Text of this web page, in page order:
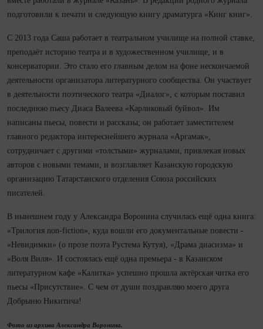
подготовили к печати и следующую книгу драматурга «Кинг книг».
С 2013 года Саша работает в театральном училище на полной ставке,
преподаёт историю театра и в художественном училище, и в
консерватории. Это стало его главным делом на фоне нескончаемой
деятельности организатора литературного сообщества. Он участвует
в деятельности поэтического театра «Диалог», с которым поставил
последнюю пьесу Диаса Валеева «Карликовый буйвол». Им
написаны пьесы, повести и рассказы; он работает заместителем
главного редактора интереснейшего журнала «Аргамак»,
сотрудничает с другими «толстыми» журналами, привлекая новых
авторов с новыми темами, и возглавляет Казанскую городскую
организацию Татарстанского отделения Союза российских
писателей.
В нынешнем году у Александра Воронина случилась ещё одна книга:
«Трилогия non-fiction», куда вошли его документальные повести -
«Невидимки» (о прозе поэта Рустема Кутуя), «Драма диасизма» и
«Воля Виля». И состоялась ещё одна премьера - в Казанском
литературном кафе «Калитка» успешно прошла актёрская читка его
пьесы «Присутствие». С чем от души поздравляю моего друга
Добрыню Никитича!
Фото из архива Александра Воронина.